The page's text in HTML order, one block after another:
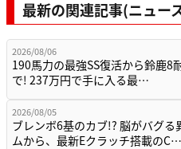
最新の関連記事(ニュー
2026/08/06
190馬力の最強SS復活から鈴鹿8
で! 237万円で手に入る最…
2026/08/05
ブレンボ6基のカブ!? 脳がバグる
ムから、最新Eクラッチ搭載のC…